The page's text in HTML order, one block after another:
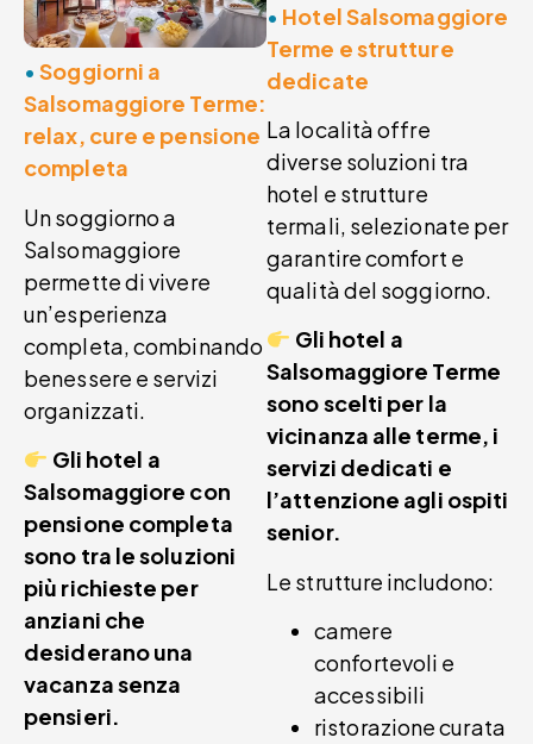
•Soggiorni a
Salsomaggiore Terme:
relax, cure e pensione
completa
Un soggiorno a
Salsomaggiore
permette di vivere
un’esperienza
completa, combinando
benessere e servizi
organizzati.
Gli hotel a
Salsomaggiore con
pensione completa
sono tra le soluzioni
più richieste per
anziani che
desiderano una
vacanza senza
pensieri.
• Hotel Salsomaggiore
Terme e strutture
dedicate
La località offre
diverse soluzioni tra
hotel e strutture
termali, selezionate per
garantire comfort e
qualità del soggiorno.
Gli hotel a
Salsomaggiore Terme
sono scelti per la
vicinanza alle terme, i
servizi dedicati e
l’attenzione agli ospiti
senior.
Le strutture includono:
camere
confortevoli e
accessibili
ristorazione curata